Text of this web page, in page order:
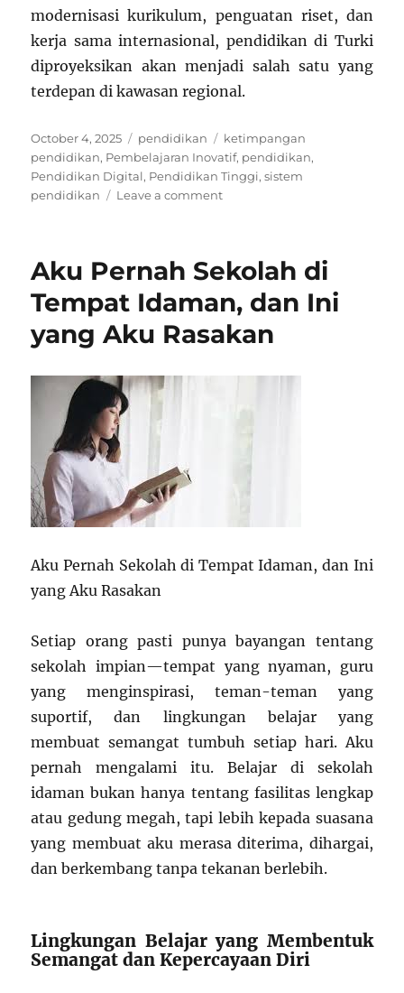
modernisasi kurikulum, penguatan riset, dan
kerja sama internasional, pendidikan di Turki
diproyeksikan akan menjadi salah satu yang
terdepan di kawasan regional.
Posted
on
October 4, 2025 Categories
pendidikan Tags
ketimpangan
pendidikan, Pembelajaran Inovatif, pendidikan,
Pendidikan Digital, Pendidikan Tinggi,sistem
pendidikan
Leave a commenton
Pendidikan
Turki
Modern
Aku Pernah Sekolah di
Tempat Idaman, dan Ini
yang Aku Rasakan
Aku Pernah Sekolah di Tempat Idaman, dan Ini
yang Aku Rasakan
Setiap orang pasti punya bayangan tentang
sekolah impian—tempat yang nyaman, guru
yang menginspirasi, teman-teman yang
suportif, dan lingkungan belajar yang
membuat semangat tumbuh setiap hari. Aku
pernah mengalami itu. Belajar di sekolah
idaman bukan hanya tentang fasilitas lengkap
atau gedung megah, tapi lebih kepada suasana
yang membuat aku merasa diterima, dihargai,
dan berkembang tanpa tekanan berlebih.
Lingkungan Belajar yang Membentuk
Semangat dan Kepercayaan Diri